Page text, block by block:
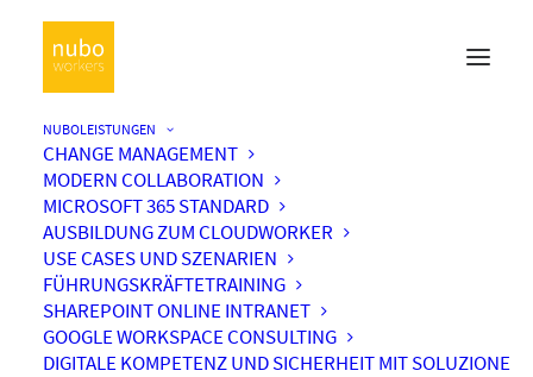
NUBOLEISTUNGEN
CHANGE MANAGEMENT
MODERN COLLABORATION
MICROSOFT 365 STANDARD
AUSBILDUNG ZUM CLOUDWORKER
USE CASES UND SZENARIEN
FÜHRUNGSKRÄFTETRAINING
SHAREPOINT ONLINE INTRANET
GOOGLE WORKSPACE CONSULTING
DIGITALE KOMPETENZ UND SICHERHEIT MIT SOLUZIONE